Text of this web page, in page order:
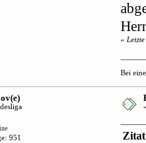
«
Bei
951
Zitat